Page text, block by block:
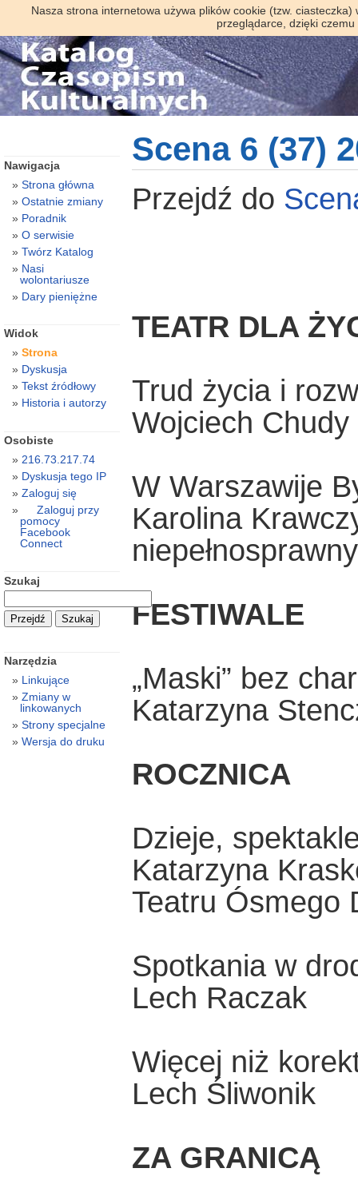
Nasza strona internetowa używa plików cookie (tzw.
przeglądarce, dzięki
Scena 6 (37)
Przejdź do
TEATR DLA
Trud życia i
Wojciech Chudy
W Warszawije
Karolina
FESTIWALE
„Maski” bez
Katarzyna
ROCZNICA
Dzieje,
Katarzyna
Teatru Ósmego
Spotkania w
Lech Raczak
Więcej niż
Lech Śliwonik
ZA GRANICĄ
Nawigacja
Strona główna
Ostatnie zmiany
Poradnik
O serwisie
Twórz Katalog
Nasi
wolontariusze
Dary pieniężne
Widok
Strona
Dyskusja
Tekst źródłowy
Historia i autorzy
Osobiste
216.73.217.74
Dyskusja tego IP
Zaloguj się
Zaloguj przy
pomocy
Facebook
Connect
Szukaj
Narzędzia
Linkujące
Zmiany w
linkowanych
Strony specjalne
Wersja do druku